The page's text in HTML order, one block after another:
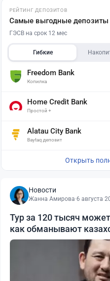
РЕЙТИНГ ДЕПОЗИТОВ
Самые выгодные депозиты
ГЭСВ на срок 12 мес
Гибкие
Freedom Bank
Копилка
Home Credit Bank
Простой +
Alatau City Bank
Baytaq депозит
Открыть
Новости
Жанна Амирова·6 августа
Тур за 120 тысяч
как обманывают